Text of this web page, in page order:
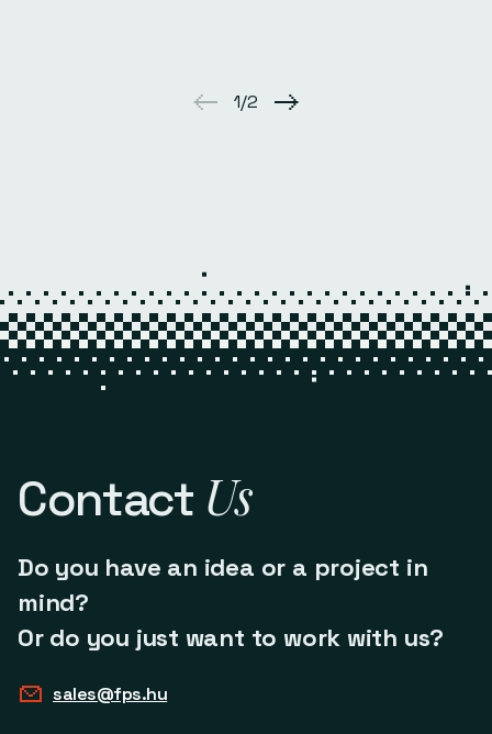
1/2
Contact Us
Do you have an idea or a project in
mind?
Or do you just want to work with us?
sales@fps.hu